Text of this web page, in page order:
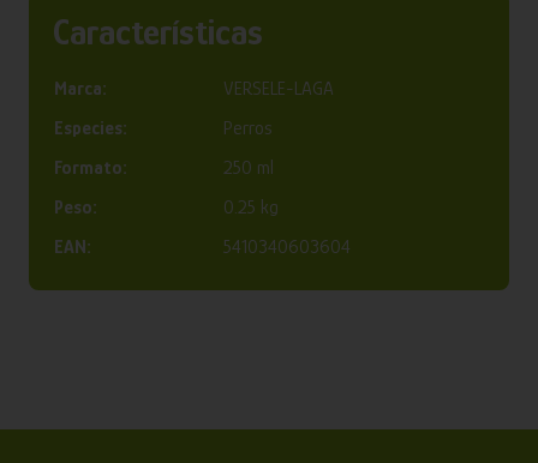
Características
Marca:
VERSELE-LAGA
Especies:
Perros
Formato:
250 ml
Peso:
0.25 kg
EAN:
5410340603604